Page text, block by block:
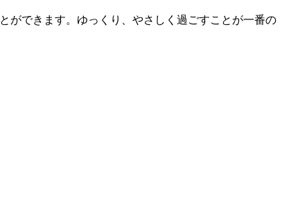
ができます。ゆっくり、やさしく過ごすことが一番の